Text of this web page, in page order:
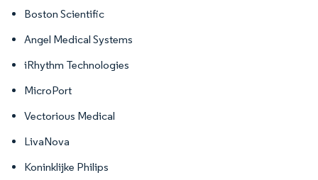
Boston Scientific
Angel Medical Systems
iRhythm Technologies
MicroPort
Vectorious Medical
LivaNova
Koninklijke Philips